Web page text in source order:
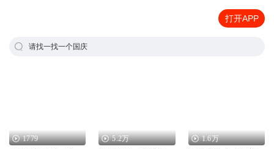
打开APP
请找一找一个国庆
1779 5.2万 1.6万